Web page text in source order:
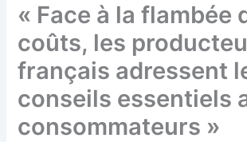
« Face à la flambée
coûts, les
français adressent
conseils essentiels
consommateurs »